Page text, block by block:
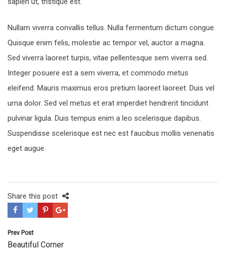
Nullam viverra convallis tellus. Nulla fermentum dictum congue.
Quisque enim felis, molestie ac tempor vel, auctor a magna.
Sed viverra laoreet turpis, vitae pellentesque sem viverra sed.
Integer posuere est a sem viverra, et commodo metus
eleifend. Mauris maximus eros pretium laoreet laoreet. Duis vel
urna dolor. Sed vel metus et erat imperdiet hendrerit tincidunt
pulvinar ligula. Duis tempus enim a leo scelerisque dapibus.
Suspendisse scelerisque est nec est faucibus mollis venenatis
eget augue.
Share this post
Post
navigation
Prev Post
Beautiful Corner